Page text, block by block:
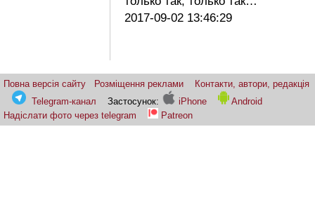
2017-09-02 13:46:29
Повна версія сайту Розміщення реклами
Контакти, автори, редакція
Telegram-канал
Застосунок: iPhone
Android
Надіслати фото через telegram
Patreon